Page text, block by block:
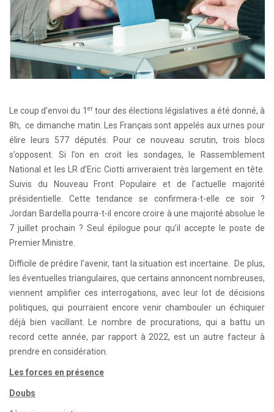
Le coup d’envoi du 1 ertour des élections législatives a été donné, à
8h, ce dimanche matin. Les Français sont appelés aux urnes pour
élire leurs 577 députés. Pour ce nouveau scrutin, trois blocs
s’opposent. Si l’on en croit les sondages, le Rassemblement
National et les LR d’Eric Ciotti arriveraient très largement en tête.
Suivis du Nouveau Front Populaire et de l’actuelle majorité
présidentielle. Cette tendance se confirmera-t-elle ce soir ?
Jordan Bardella pourra-t-il encore croire à une majorité absolue le
7 juillet prochain ? Seul épilogue pour qu’il accepte le poste de
Premier Ministre.
Difficile de prédire l’avenir, tant la situation est incertaine. De plus,
les éventuelles triangulaires, que certains annoncent nombreuses,
viennent amplifier ces interrogations, avec leur lot de décisions
politiques, qui pourraient encore venir chambouler un échiquier
déjà bien vacillant. Le nombre de procurations, qui a battu un
record cette année, par rapport à 2022, est un autre facteur à
prendre en considération.
Les forces en présence
Doubs